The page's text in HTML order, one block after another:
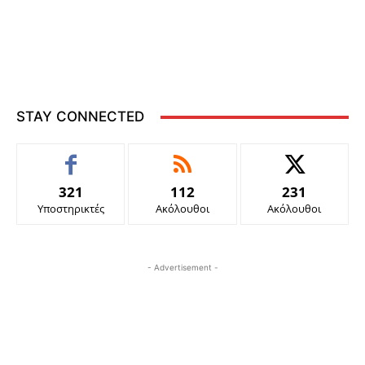
STAY CONNECTED
321
Υποστηρικτές
112
Ακόλουθοι
231
Ακόλουθοι
- Advertisement -